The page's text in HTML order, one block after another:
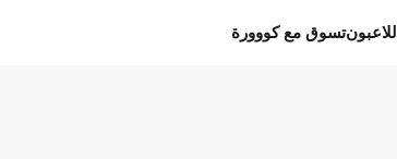
اللاعبونتسوق مع كووورة